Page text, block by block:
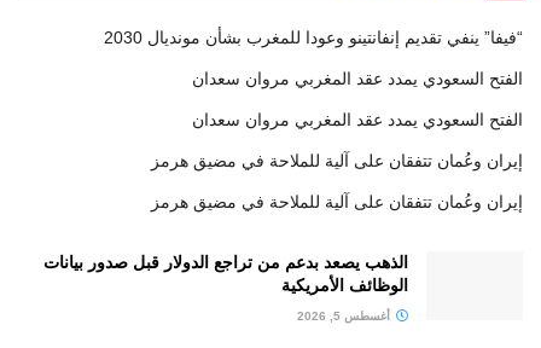
“فيفا” ينفي تقديم إنفانتينو وعودا للمغرب بشأن مونديال 2030
الفتح السعودي يمدد عقد المغربي مروان سعدان
الفتح السعودي يمدد عقد المغربي مروان سعدان
إيران وعُمان تتفقان على آلية للملاحة في مضيق هرمز
إيران وعُمان تتفقان على آلية للملاحة في مضيق هرمز
الذهب يصعد بدعم من تراجع الدولار قبل صدور بيانات
الوظائف الأمريكية
أغسطس 5, 2026